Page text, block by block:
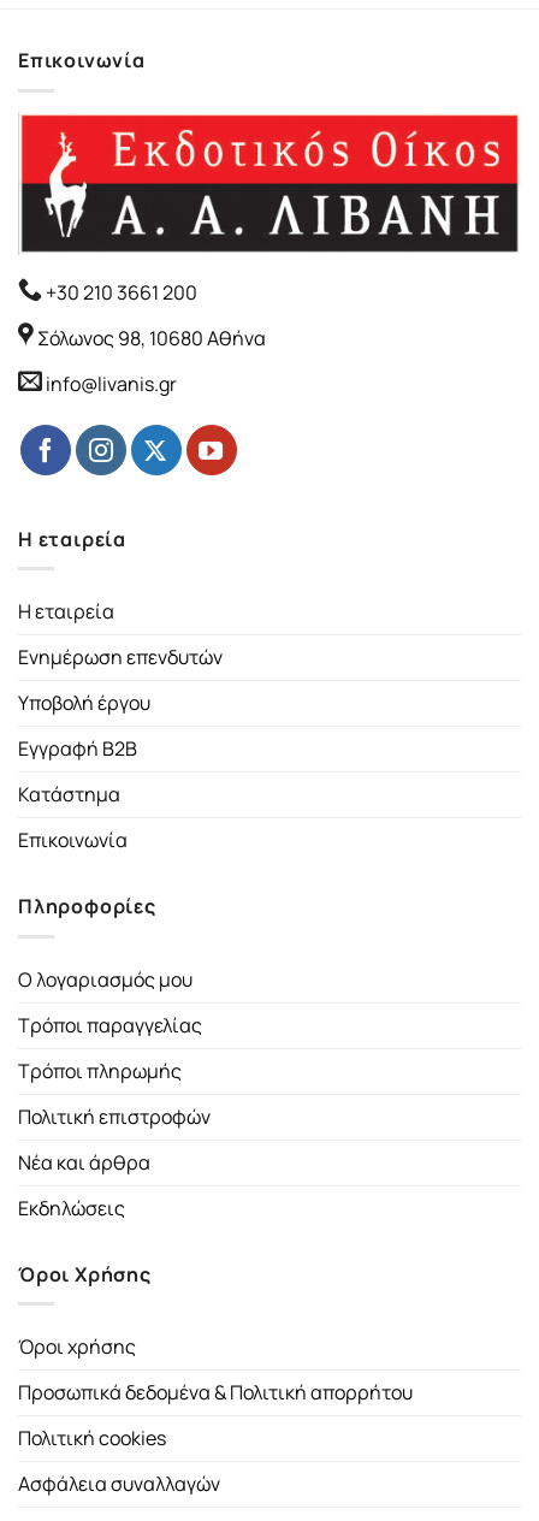
Επικοινωνία
+30 210 3661 200
Σόλωνος 98, 10680 Αθήνα
info@livanis.gr
Η εταιρεία
Η εταιρεία
Ενημέρωση επενδυτών
Υποβολή έργου
Εγγραφή B2B
Κατάστημα
Επικοινωνία
Πληροφορίες
Ο λογαριασμός μου
Τρόποι παραγγελίας
Τρόποι πληρωμής
Πολιτική επιστροφών
Νέα και άρθρα
Εκδηλώσεις
Όροι Χρήσης
Όροι χρήσης
Προσωπικά δεδομένα & Πολιτική απορρήτου
Πολιτική cookies
Ασφάλεια συναλλαγών